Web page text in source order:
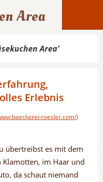
Area
Area’
Erlebnis
roesler.com/)
übertreibst es mit dem
Klamotten, im Haar und
da schaut niemand